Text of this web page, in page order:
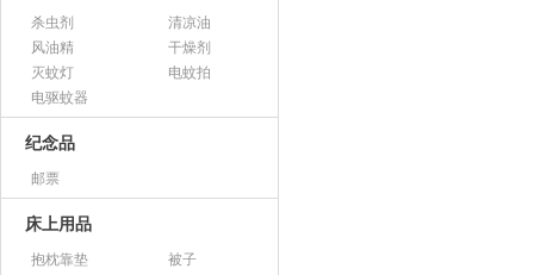
杀虫剂
清凉油
风油精
干燥剂
灭蚊灯
电蚊拍
电驱蚊器
纪念品
邮票
床上用品
抱枕靠垫
被子